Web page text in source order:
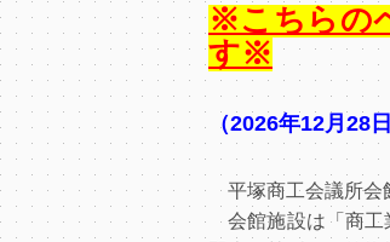
※こちらの
す※
（2026年12月28
平塚商工会議所会
会館施設は「商工